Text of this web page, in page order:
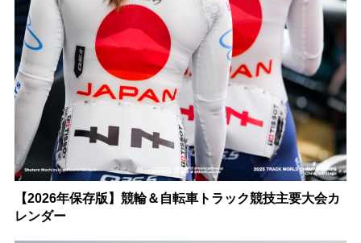
【2026年保存版】競輪＆自転車トラック競技主要大会カ
レンダー